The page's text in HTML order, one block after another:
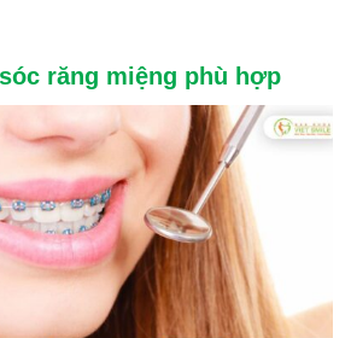
răng miệng phù hợp